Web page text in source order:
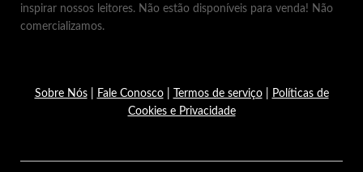
inspirar nossos leitores. Não estão disponíveis para venda! Não
comercializamos.
Sobre Nós| Fale Conosco| Termos de serviço|
Políticas de
Cookies e Privacidade